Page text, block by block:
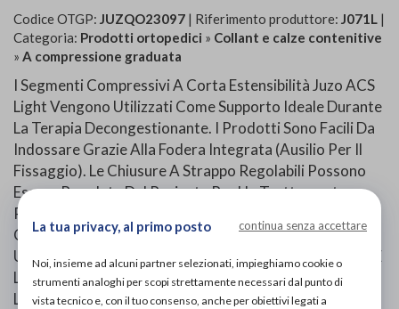
Codice OTGP: JUZQO23097 | Riferimento produttore: J071L |
Categoria: Prodotti ortopedici » Collant e calze contenitive
» A compressione graduata
I Segmenti Compressivi A Corta Estensibilità Juzo ACS
Light Vengono Utilizzati Come Supporto Ideale Durante
La Terapia Decongestionante. I Prodotti Sono Facili Da
Indossare Grazie Alla Fodera Integrata (Ausilio Per Il
Fissaggio). Le Chiusure A Strappo Regolabili Possono
Essere Regolate Dal Paziente Per Un Trattamento
Personalizzato, Anche In Caso Di Variazioni Di
Circonferenza Durante L Terapia. Questa Semplicità Di
Utilizzo Aumenta La Compliance Da Parte Dei Pazienti E
Li Supporta In Caso Di Terapia In Autonomia. Juzo ACS
Light Permette Di Raggiungere Un Livello Di
La tua privacy, al primo posto continua senza accettare
Noi, insieme ad alcuni partner selezionati, impieghiamo cookie o
strumenti analoghi per scopi strettamente necessari dal punto di
vista tecnico e, con il tuo consenso, anche per obiettivi legati a